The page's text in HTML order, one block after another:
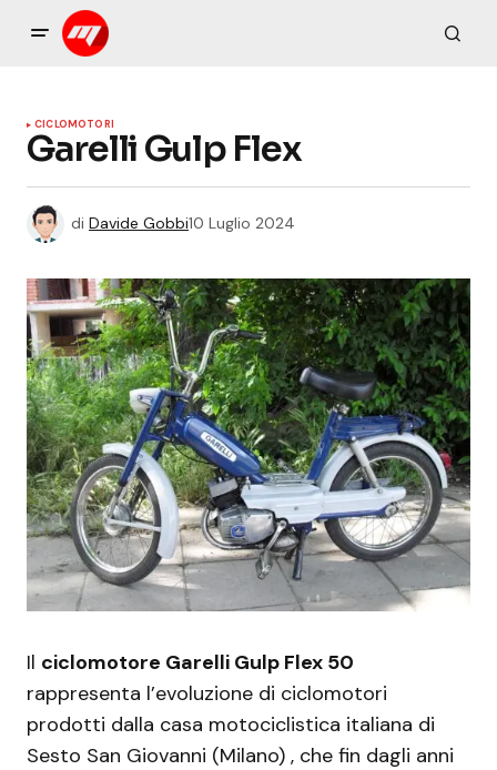
CICLOMOTORI
Garelli Gulp Flex
di Davide Gobbi10 Luglio 2024
Il ciclomotore Garelli Gulp Flex 50
rappresenta l’evoluzione di ciclomotori
prodotti dalla casa motociclistica italiana di
Sesto San Giovanni (Milano) , che fin dagli anni